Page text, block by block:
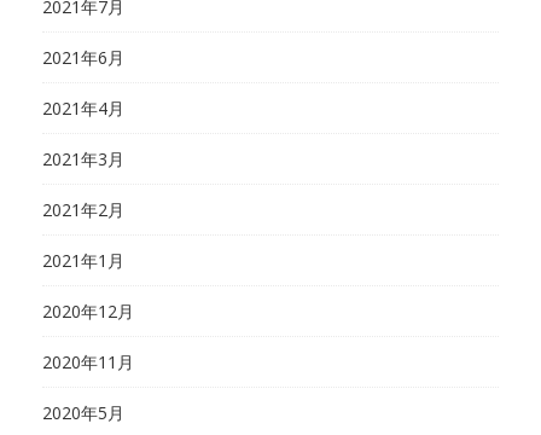
2021年7月
2021年6月
2021年4月
2021年3月
2021年2月
2021年1月
2020年12月
2020年11月
2020年5月